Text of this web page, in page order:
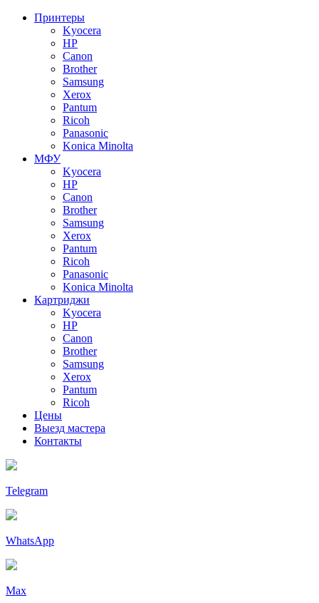
Принтеры
Kyocera
HP
Canon
Brother
Samsung
Xerox
Pantum
Ricoh
Panasonic
Konica Minolta
МФУ
Kyocera
HP
Canon
Brother
Samsung
Xerox
Pantum
Ricoh
Panasonic
Konica Minolta
Картриджи
Kyocera
HP
Canon
Brother
Samsung
Xerox
Pantum
Ricoh
Цены
Выезд мастера
Контакты
Telegram
WhatsApp
Max